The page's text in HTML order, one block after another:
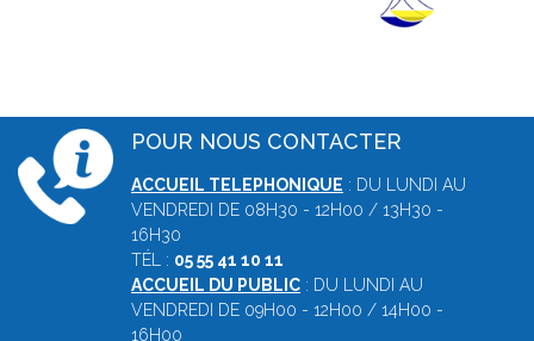
POUR NOUS CONTACTER
ACCUEIL TELEPHONIQUE : DU LUNDI AU
VENDREDI DE 08H30 - 12H00 / 13H30 -
16H30
TÉL : 05 55 41 10 11
ACCUEIL DU PUBLIC : DU LUNDI AU
VENDREDI DE 09H00 - 12H00 / 14H00 -
16H00